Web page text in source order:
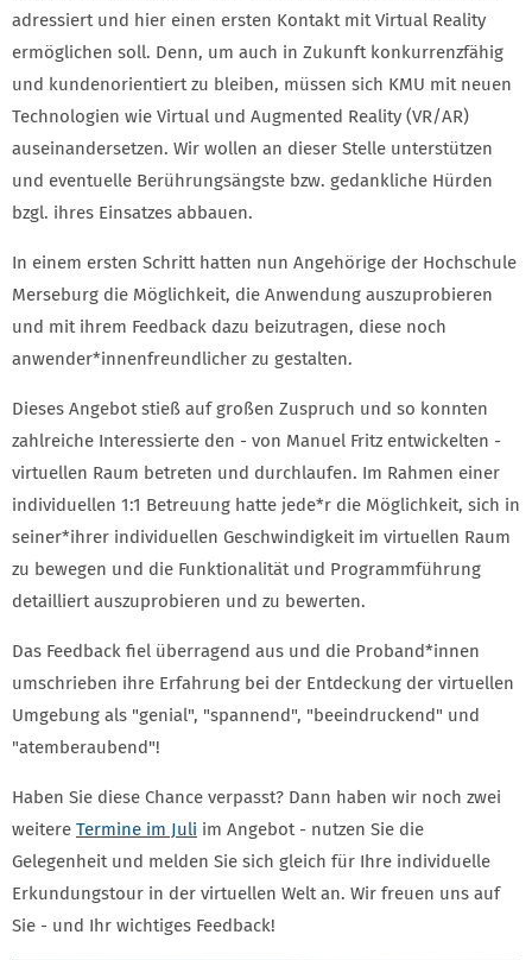
adressiert und hier einen ersten Kontakt mit Virtual Reality
ermöglichen soll. Denn, um auch in Zukunft konkurrenzfähig
und kundenorientiert zu bleiben, müssen sich KMU mit neuen
Technologien wie Virtual und Augmented Reality (VR/AR)
auseinandersetzen. Wir wollen an dieser Stelle unterstützen
und eventuelle Berührungsängste bzw. gedankliche Hürden
bzgl. ihres Einsatzes abbauen.
In einem ersten Schritt hatten nun Angehörige der Hochschule
Merseburg die Möglichkeit, die Anwendung auszuprobieren
und mit ihrem Feedback dazu beizutragen, diese noch
anwender*innenfreundlicher zu gestalten.
Dieses Angebot stieß auf großen Zuspruch und so konnten
zahlreiche Interessierte den - von Manuel Fritz entwickelten -
virtuellen Raum betreten und durchlaufen. Im Rahmen einer
individuellen 1:1 Betreuung hatte jede*r die Möglichkeit, sich in
seiner*ihrer individuellen Geschwindigkeit im virtuellen Raum
zu bewegen und die Funktionalität und Programmführung
detailliert auszuprobieren und zu bewerten.
Das Feedback fiel überragend aus und die Proband*innen
umschrieben ihre Erfahrung bei der Entdeckung der virtuellen
Umgebung als "genial", "spannend", "beeindruckend" und
"atemberaubend"!
Haben Sie diese Chance verpasst? Dann haben wir noch zwei
weitere Termine im Juli im Angebot - nutzen Sie die
Gelegenheit und melden Sie sich gleich für Ihre individuelle
Erkundungstour in der virtuellen Welt an. Wir freuen uns auf
Sie - und Ihr wichtiges Feedback!